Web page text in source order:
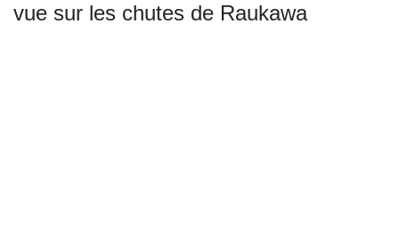
vue sur les chutes de Raukawa